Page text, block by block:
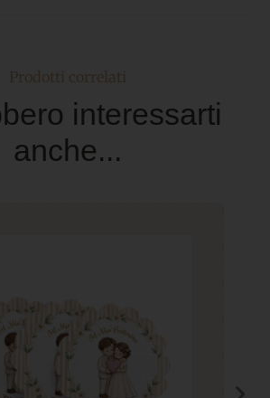
interessarti
anche...